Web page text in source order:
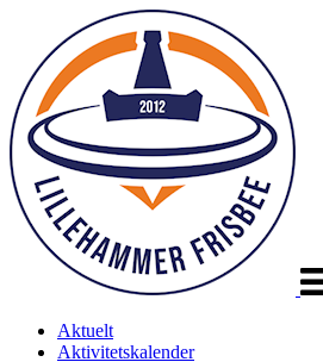
Aktuelt
Aktivitetskalender